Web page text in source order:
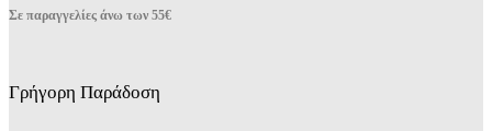
Σε παραγγελίες άνω των 55€
Γρήγορη Παράδοση